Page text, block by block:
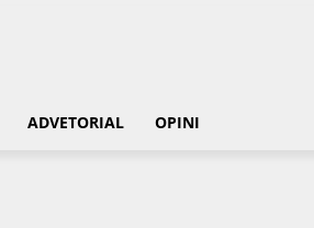
ADVETORIAL OPINI